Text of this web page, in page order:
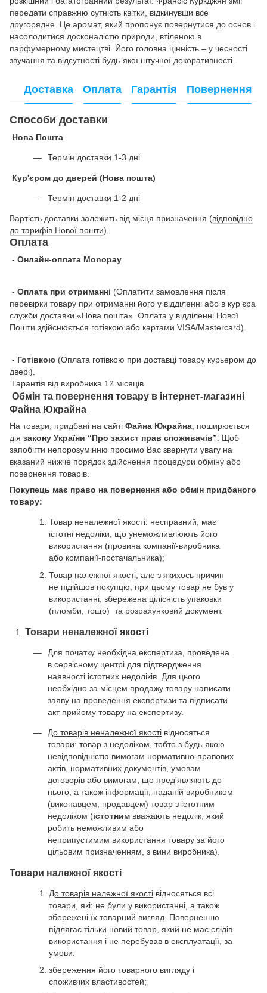
передати справжню сутність квітки, відкинувши все
другорядне. Це аромат, який пропонує повернутися до основ і
насолодитися досконалістю природи, втіленою в
парфумерному мистецтві. Його головна цінність – у чесності
звучання та відсутності будь-якої штучної декоративності.
Доставка Оплата Гарантія Повернення
Способи доставки
Нова Пошта
Термін доставки 1-3 дні
Кур'єром до дверей (Нова пошта)
Термін доставки 1-2 дні
Вартість доставки залежить від місця призначення (відповідно
до тарифів Нової пошти).
Оплата
- Онлайн-оплата Monopay
- Оплата при отриманні (Оплатити замовлення після
перевірки товару при отриманні його у відділенні або в кур’єра
служби доставки «Нова пошта». Оплата у відділенні Нової
Пошти здійснюється готівкою або картами VISA/Mastercard).
- Готівкою (Оплата готівкою при доставці товару курьером до
двері).
Гарантія від виробника 12 місяців.
Обмін та повернення товару в інтернет-магазині
Файна Юкрайна
На товари, придбані на сайті Файна Юкрайна, поширюється
дія закону України “Про захист прав споживачів”. Щоб
запобігти непорозумінню просимо Вас звернути увагу на
вказаний нижче порядок здійснення процедури обміну або
повернення товарів.
Покупець має право на повернення або обмін придбаного
товару:
Товар неналежної якості: несправний, має
істотні недоліки, що унеможливлюють його
використання (провина компанії-виробника
або компанії-постачальника);
Товар належної якості, але з якихось причин
не підійшов покупцю, при цьому товар не був у
використанні, збережена цілісність упаковки
(пломби, тощо) та розрахунковий документ.
Товари неналежної якості
Для початку необхідна експертиза, проведена
в сервісному центрі для підтвердження
наявності істотних недоліків. Для цього
необхідно за місцем продажу товару написати
заяву на проведення експертизи та підписати
акт прийому товару на експертизу.
До товарів неналежної якості відносяться
товари: товар з недоліком, тобто з будь-якою
невідповідністю вимогам нормативно-правових
актів, нормативних документів, умовам
договорів або вимогам, що пред’являють до
нього, а також інформації, наданій виробником
(виконавцем, продавцем) товар з істотним
недоліком (істотним вважають недолік, який
робить неможливим або
неприпустимим використання товару за його
цільовим призначенням, з вини виробника).
Товари належної якості
До товарів належної якості відносяться всі
товари, які: не були у використанні, а також
збережені їх товарний вигляд. Поверненню
підлягає тільки новий товар, який не має слідів
використання і не перебував в експлуатації, за
умови:
збереження його товарного вигляду і
споживчих властивостей;